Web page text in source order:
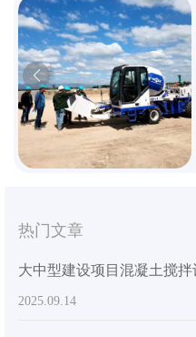
热门文章
2025.09.14